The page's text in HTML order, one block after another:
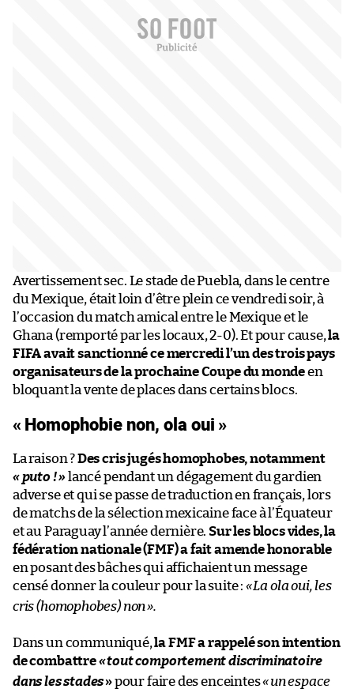
Avertissement sec. Le stade de Puebla, dans le centre
du Mexique, était loin d’être plein ce vendredi soir, à
l’occasion du match amical entre le Mexique et le
Ghana (remporté par les locaux, 2-0). Et pour cause,la
FIFA avait sanctionné ce mercredi l’un des trois pays
organisateurs de la prochaine Coupe du mondeen
bloquant la vente de places dans certains blocs.
« Homophobie non, ola oui »
La raison ?Des cris jugés homophobes, notamment
« puto ! » lancé pendant un dégagement du gardien
adverse et qui se passe de traduction en français, lors
de matchs de la sélection mexicaine face à l’Équateur
et au Paraguay l’année dernière. Sur les blocs vides, la
fédération nationale (FMF) a fait amende honorable
en posant des bâches qui affichaient un message
censé donner la couleur pour la suite : «La ola oui, les
cris (homophobes) non».
Dans un communiqué,la FMF a rappelé son intention
de combattre«tout comportement discriminatoire
dans les stades»pour faire des enceintes«un espace